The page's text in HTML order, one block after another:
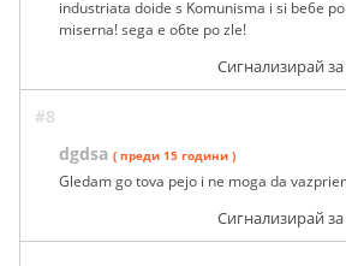
industriata doide s Komunisma i si be6e
miserna! sega e o6te po zle!
Сигнализирай
#8
dgdsa ( преди 15 години )
Gledam go tova pejo i ne moga da
Сигнализирай